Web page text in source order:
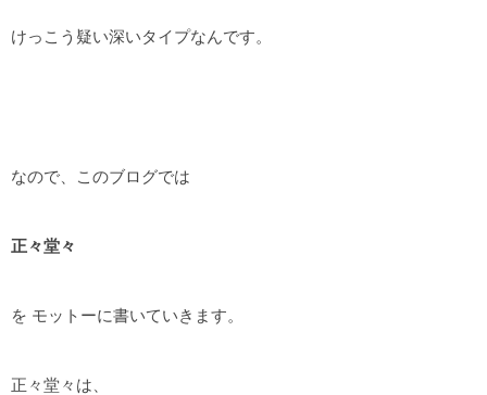
けっこう疑い深いタイプなんです。
なので、このブログでは
正々堂々
を モットーに書いていきます。
正々堂々は、